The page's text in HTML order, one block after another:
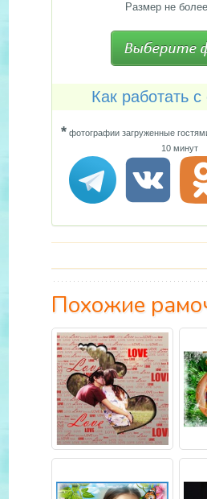
Размер не
Как работать
*фотографии загруженные
10 минут
Похожие